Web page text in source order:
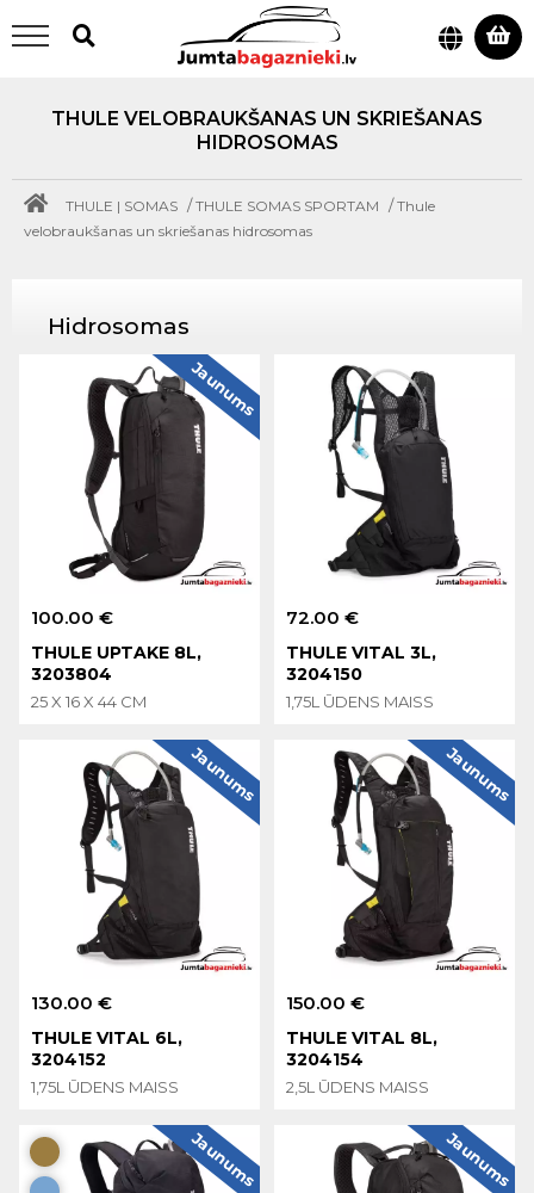
THULE VELOBRAUKŠANAS UN SKRIEŠANAS
HIDROSOMAS
THULE | SOMAS /THULE SOMAS SPORTAM /Thule
velobraukšanas un skriešanas hidrosomas
Hidrosomas
100.00 €
THULE UPTAKE 8L,
3203804
25 X 16 X 44 CM
Jaunums
72.00 €
THULE VITAL 3L,
3204150
1,75L ŪDENS MAISS
130.00 €
THULE VITAL 6L,
3204152
1,75L ŪDENS MAISS
Jaunums
150.00 €
THULE VITAL 8L,
3204154
2,5L ŪDENS MAISS
Jaunums
Jaunums Jaunums